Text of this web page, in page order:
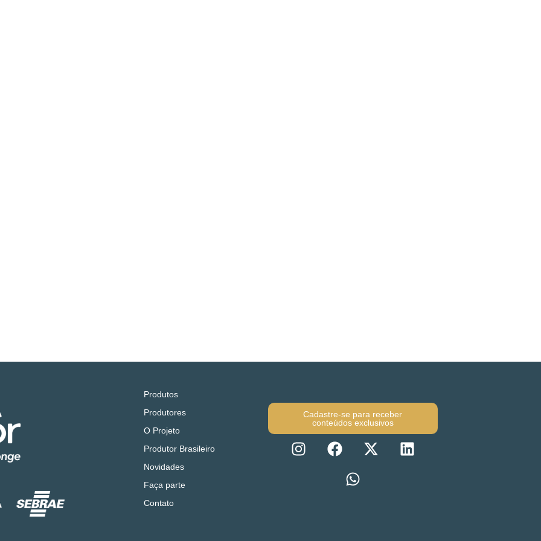
Produtos
Produtores
O Projeto
Produtor Brasileiro
Novidades
Faça parte
Contato
Cadastre-se para receber
conteúdos exclusivos